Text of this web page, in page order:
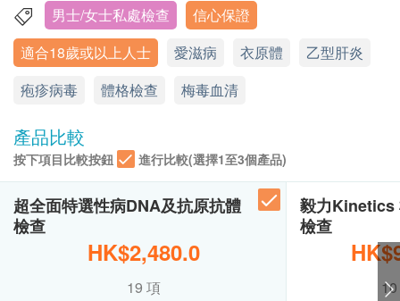
性病檢查
衣原體抗體
梅毒螺旋菌抗體
報告
免費醫生或註册護士作健康報告諮詢
3292 / (佐敦) 3426 9771 / (荃灣) 3101 4866 查
詢。
本身體檢查計劃有效期為6個月，客戶必須於6個月
內(由確認付款日期起計)接受有關檢查，逾期作
廢。
訂購一經確認，不設退款。
進行身體檢查後，一般情況下，需大概2-3星期 跟
進檢查報告。 輪侯報告講解時間會因應不同情況
(如個別化驗項目所需時間或客人指明特定時段) 而
有所延長。如須講解報告，請先致電中心預約，客
戶可選擇以下方式領取報告：
(1) 親身領取：客戶親身往毅力綜合醫護體檢中心
領取報告，並由本中心醫生或註冊護士親自講解報
香港銅鑼灣軒尼詩道555號東角中心(舊翼)1903室
顯示地圖
星期一至五︰9:00a.m. – 1:00p.m.; 2:00p.m. – 6:00p.m.
星期日及公眾假期︰休息
男士/女士私處檢查
信心保證
適合18歲或以上人士
愛滋病 衣原體
乙型肝炎
疱疹病毒
體格檢查 梅毒血清
產品比較
按下項目比較按鈕 進行比較(選擇1至3個產品)
超全面特選性病DNA及抗原抗體
檢查
HK$2,480.0
19 項
毅力Kinetics
檢查